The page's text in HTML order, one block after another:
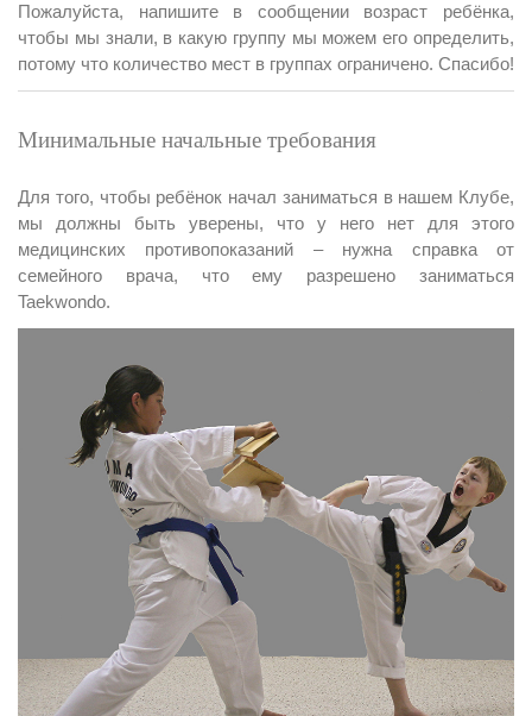
Пожалуйста, напишите в сообщении возраст ребёнка,
чтобы мы знали, в какую группу мы можем его определить,
потому что количество мест в группах ограничено. Спасибо!
Минимальные начальные требования
Для того, чтобы ребёнок начал заниматься в нашем Клубе,
мы должны быть уверены, что у него нет для этого
медицинских противопоказаний – нужна справка от
семейного врача, что ему разрешено заниматься
Taekwondo.